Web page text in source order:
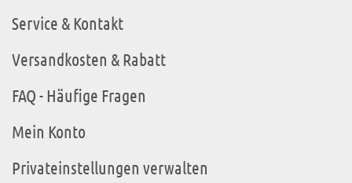
Service & Kontakt
Versandkosten & Rabatt
FAQ - Häufige Fragen
Mein Konto
Privateinstellungen verwalten